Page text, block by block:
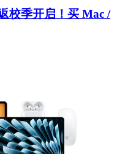
校季开启！买 Mac /